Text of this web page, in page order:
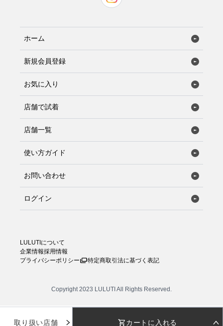
ホーム
新規会員登録
お気に入り
店舗で試着
店舗一覧
使い方ガイド
お問い合わせ
ログイン
LULUTIについて
企業情報採用情報
プライバシーポリシー
特定商取引法に基づく表記
Copyright 2023 LULUTI All Rights Reserved.
取り扱い店舗 カートに入れる